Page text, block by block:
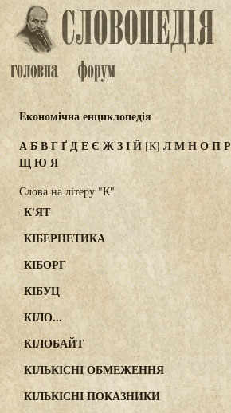
Eкономічна енциклопедія
АБВГҐДЕЄ ЖЗІЙ[К] ЛМНОПР
ЩЮ Я
Слова на літеру "К"
К'ЯТ
КІБЕРНЕТИКА
КІБОРГ
КІБУЦ
КІЛО...
КІЛОБАЙТ
КІЛЬКІСНІ ОБМЕЖЕННЯ
КІЛЬКІСНІ ПОКАЗНИКИ